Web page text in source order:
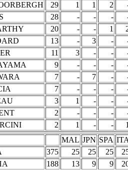
29 1 1 2
28 - - -
20 - - 1
13 - 3 -
11 3 - -
9 - - -
7 - 7 -
7 - - -
3 1 - -
2 - - -
2 1 - -
MAL JPN SPA
375 25 25 25
188 13 9 9